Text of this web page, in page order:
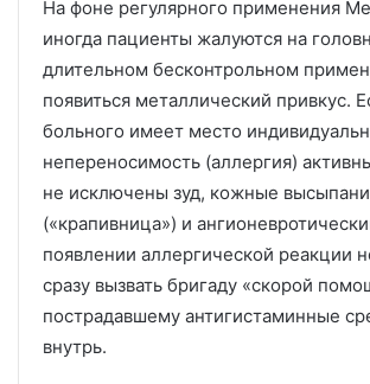
На фоне регулярного применения
иногда пациенты жалуются на
длительном бесконтрольном
появиться металлический привкус.
больного имеет место
непереносимость (аллергия)
не исключены зуд, кожные
(«крапивница») и
появлении аллергической реакции
сразу вызвать бригаду «скорой
пострадавшему антигистаминные
внутрь.